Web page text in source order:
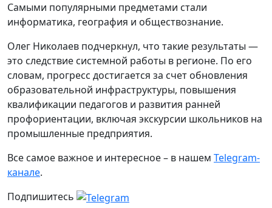
Самыми популярными предметами стали
информатика, география и обществознание.
Олег Николаев подчеркнул, что такие результаты —
это следствие системной работы в регионе. По его
словам, прогресс достигается за счет обновления
образовательной инфраструктуры, повышения
квалификации педагогов и развития ранней
профориентации, включая экскурсии школьников на
промышленные предприятия.
Все самое важное и интересное – в нашем Telegram-
канале.
Подпишитесь